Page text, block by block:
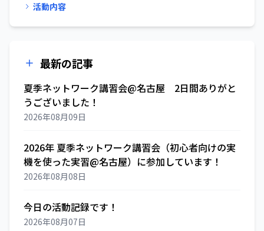
活動内容
最新の記事
夏季ネットワーク講習会@名古屋 2日間ありがと
うございました！
2026年08月09日
2026年 夏季ネットワーク講習会（初心者向けの実
機を使った実習@名古屋）に参加しています！
2026年08月08日
今日の活動記録です！
2026年08月07日